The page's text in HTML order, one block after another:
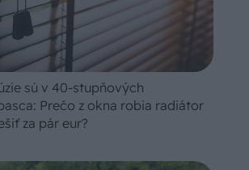
sú v 40-stupňových
Prečo z okna robia radiátor
za pár eur?